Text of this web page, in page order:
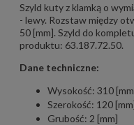
Szyld kuty z klamką o
- lewy. Rozstaw między
50 [mm]. Szyld do
produktu: 63.187.72.50.
Dane techniczne:
Wysokość: 310
Szerokość: 120
Grubość: 2 [mm]